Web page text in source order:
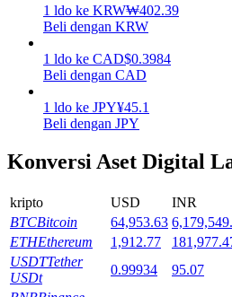
Staking fleksibel untuk
1 ldo ke KRW₩402.39
Beli dengan KRW
1 ldo ke CAD$0.3984
Beli dengan CAD
1 ldo ke JPY¥45.1
Beli dengan JPY
Konversi Aset Digital
kripto USD INR
BTCBitcoin 64,953.63
ETHEthereum 1,912.77
USDTTether
USDt
0.99934 95.07